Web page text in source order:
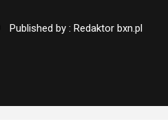
Published by : Redaktor bxn.pl